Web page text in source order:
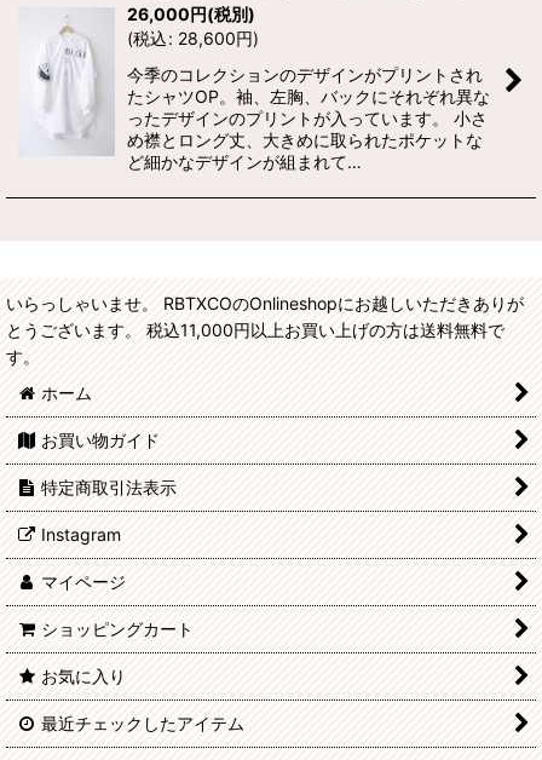
26,000円(税別)
(税込: 28,600円)
今季のコレクションのデザインがプリントされ
たシャツOP。袖、左胸、バックにそれぞれ異な
ったデザインのプリントが入っています。 小さ
め襟とロング丈、大きめに取られたポケットな
ど細かなデザインが組まれて…
いらっしゃいませ。 RBTXCOのOnlineshopにお越しいただきありが
とうございます。 税込11,000円以上お買い上げの方は送料無料で
す。
ホーム
お買い物ガイド
特定商取引法表示
Instagram
マイページ
ショッピングカート
お気に入り
最近チェックしたアイテム